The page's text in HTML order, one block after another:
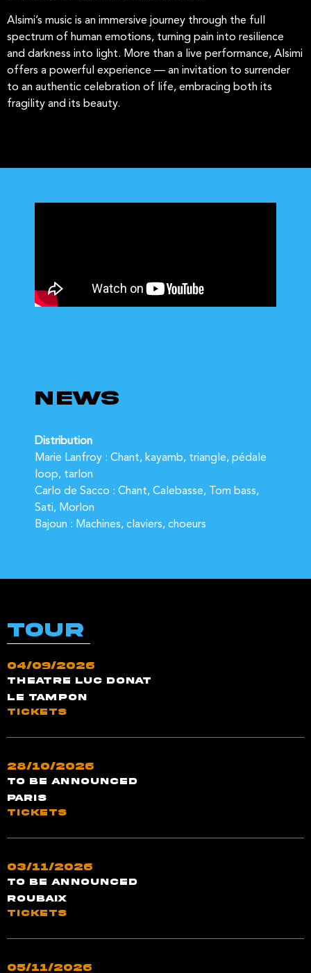
Alsimi’s music is an immersive journey through the full
spectrum of human emotions, turning pain into resilience
and darkness into light. More than a live performance, Alsimi
offers a powerful experience — an invitation to surrender
to an authentic celebration of life, embracing both its
fragility and its beauty.
NEWS
Distribution
Marie Lanfroy : Chant, kayamb, triangle, pédale
loop, tarlon
Carlo de Sacco : Chant, Calebasse, Tom bass,
Sati, Morlon
Bajoun : Machines, claviers, choeurs
TOUR
04/09/2026
Theatre Luc Donat
Le Tampon
TICKETS
28/10/2026
TO BE ANNOUNCED
Paris
TICKETS
03/11/2026
to be announced
Roubaix
TICKETS
05/11/2026